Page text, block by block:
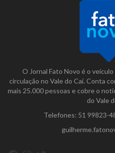
O Jornal Fato Novo é o
circulação no Vale do Caí. Conta
mais 25.000 pessoas e cobre o
do Vale
Telefones: 51 99823-